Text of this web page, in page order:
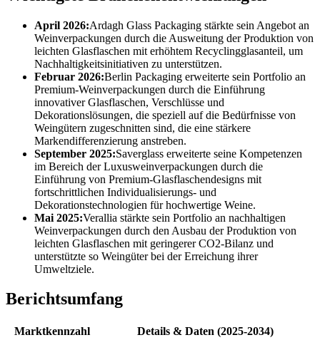
April 2026:Ardagh Glass Packaging stärkte sein Angebot an
Weinverpackungen durch die Ausweitung der Produktion von
leichten Glasflaschen mit erhöhtem Recyclingglasanteil, um
Nachhaltigkeitsinitiativen zu unterstützen.
Februar 2026:Berlin Packaging erweiterte sein Portfolio an
Premium-Weinverpackungen durch die Einführung
innovativer Glasflaschen, Verschlüsse und
Dekorationslösungen, die speziell auf die Bedürfnisse von
Weingütern zugeschnitten sind, die eine stärkere
Markendifferenzierung anstreben.
September 2025:Saverglass erweiterte seine Kompetenzen
im Bereich der Luxusweinverpackungen durch die
Einführung von Premium-Glasflaschendesigns mit
fortschrittlichen Individualisierungs- und
Dekorationstechnologien für hochwertige Weine.
Mai 2025:Verallia stärkte sein Portfolio an nachhaltigen
Weinverpackungen durch den Ausbau der Produktion von
leichten Glasflaschen mit geringerer CO2-Bilanz und
unterstützte so Weingüter bei der Erreichung ihrer
Umweltziele.
Berichtsumfang
Marktkennzahl
Details & Daten (2025-2034)